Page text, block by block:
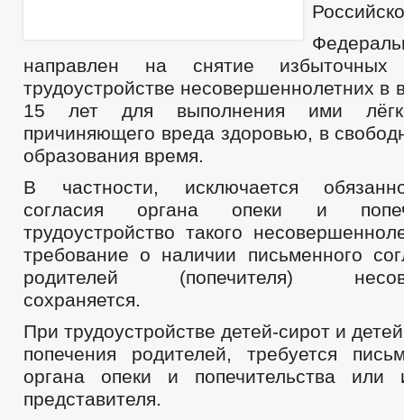
направлен на снятие
трудоустройстве несовершеннолетних в
15 лет для выполнения ими
причиняющего вреда здоровью, в
образования время.
В частности, исключается
согласия органа опеки и
трудоустройство такого
требование о наличии письменного
родителей (попечителя)
сохраняется.
При трудоустройстве детей-сирот и
попечения родителей, требуется
органа опеки и попечительства или
представителя.